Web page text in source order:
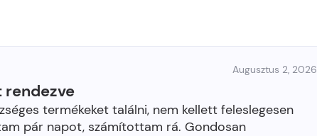
Augusztus 2, 2026
rendezve
termékeket találni, nem kellett feleslegesen
pár napot, számítottam rá. Gondosan